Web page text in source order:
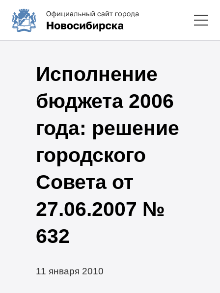
Исполнение
бюджета 2006
года: решение
городского
Совета от
27.06.2007 №
632
11 января 2010